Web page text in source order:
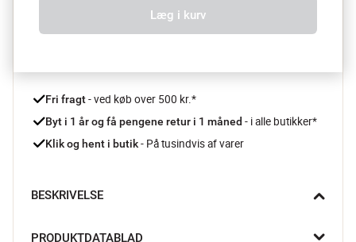
Læg i kurv
Fri fragt - ved køb over 500 kr.*
Byt i 1 år og få pengene retur i 1 måned - i alle butikker*
Klik og hent i butik - På tusindvis af varer
BESKRIVELSE
PRODUKTDATABLAD